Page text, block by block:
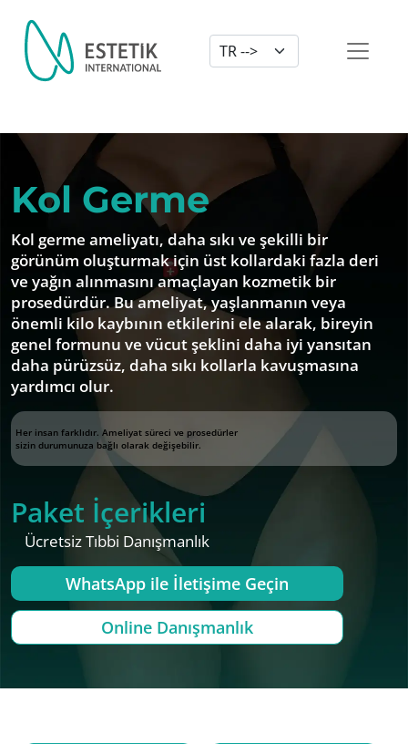
Dil Seçimi
Kol Germe
Kol germe ameliyatı, daha sıkı ve şekilli bir
görünüm oluşturmak için üst kollardaki fazla deri
ve yağın alınmasını amaçlayan kozmetik bir
prosedürdür. Bu ameliyat, yaşlanmanın veya
önemli kilo kaybının etkilerini ele alarak, bireyin
genel formunu ve vücut şeklini daha iyi yansıtan
daha pürüzsüz, daha sıkı kollarla kavuşmasına
yardımcı olur.
Her insan farklıdır. Ameliyat süreci ve prosedürler
sizin durumunuza bağlı olarak değişebilir.
Paket İçerikleri
Ücretsiz Tıbbi Danışmanlık
WhatsApp ile İletişime Geçin
Online Danışmanlık